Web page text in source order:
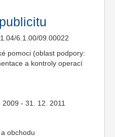
6.1.00/09.00022
pomoci (oblast podpory:
a kontroly operací
- 31. 12. 2011
obchodu